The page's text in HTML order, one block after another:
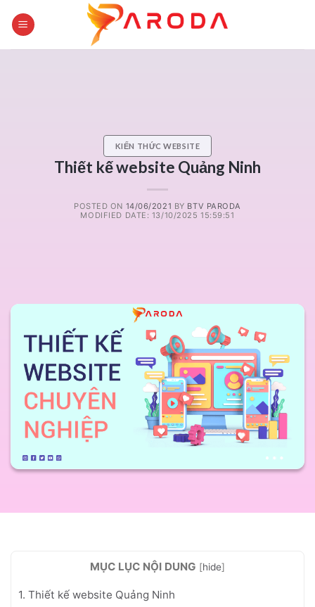
KIẾN THỨC WEBSITE
Thiết kế website Quảng Ninh
POSTED ON 14/06/2021 BY BTV PARODA
MODIFIED DATE: 13/10/2025 15:59:51
MỤC LỤC NỘI DUNG [hide]
1. Thiết kế website Quảng Ninh